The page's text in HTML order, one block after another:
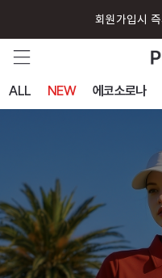
퍼디 앱 설
ALL NEW 에코소로나